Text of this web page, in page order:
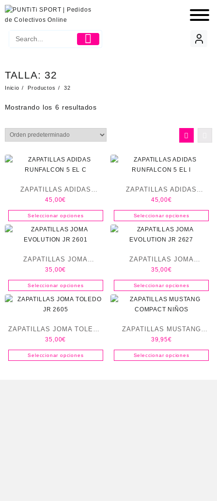
TALLA: 32
Inicio Productos 32
Mostrando los 6 resultados
ZAPATILLAS ADIDAS
RUNFALCON 5 EL C
45,00€
Seleccionar opciones
ZAPATILLAS ADIDAS
RUNFALCON 5 EL I
45,00€
Seleccionar opciones
ZAPATILLAS JOMA
EVOLUTION JR 2601
35,00€
Seleccionar opciones
ZAPATILLAS JOMA
EVOLUTION JR 2627
35,00€
Seleccionar opciones
ZAPATILLAS JOMA TOLEDO
JR 2605
35,00€
Seleccionar opciones
ZAPATILLAS MUSTANG
COMPACT NIÑOS
39,95€
Seleccionar opciones